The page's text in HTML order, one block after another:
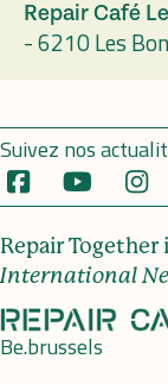
Repair Café
-6210 Les
Suivez nos
Repair Together
International
Be.brussels